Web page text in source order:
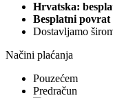
Hrvatska:
Besplatni povrat
Dostavljamo
Načini plaćanja
Pouzećem
Predračun